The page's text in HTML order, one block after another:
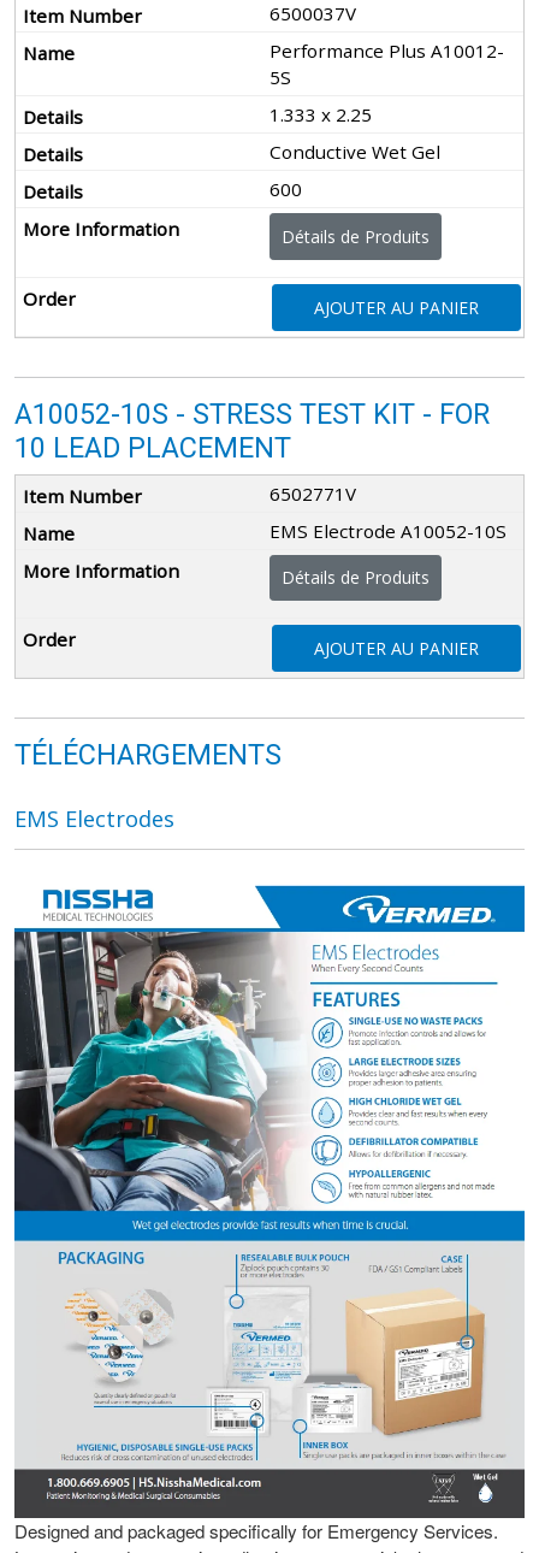
6500037V
Performance Plus A10012-
5S
1.333 x 2.25
Conductive Wet Gel
600
Détails de Produits
AJOUTER AU PANIER
A10052-10S - STRESS TEST KIT - FOR
10 LEAD PLACEMENT
6502771V
EMS Electrode A10052-10S
Détails de Produits
AJOUTER AU PANIER
TÉLÉCHARGEMENTS
EMS Electrodes
Designed and packaged specifically for Emergency Services.